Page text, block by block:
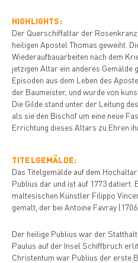
HIGHLIGHTS:
Der Querschiffaltar der
heiligen Apostel Thomas geweiht.
Wiederaufbauarbeiten nach dem
jetzigen Altar ein anderes Gemälde
Episoden aus dem Leben des
der Baumeister, und wurde von
Die Gilde stand unter der Leitung
als sie den Bischof um eine neue
Errichtung dieses Altars zu Ehren
TITELGEMÄLDE:
Das Titelgemälde auf dem
Publius dar und ist auf 1773
maltesischen Künstler Filippo
gemalt, der bei Antoine Favray
Der heilige Publius war der
Paulus auf der Insel Schiffbruch
Christentum war Publius der erste